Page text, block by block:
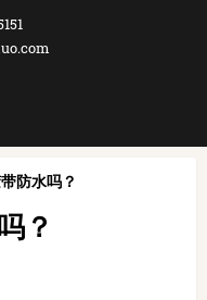
防水吗？
？